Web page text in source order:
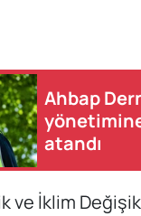
Ahbap
atandı
ve İklim